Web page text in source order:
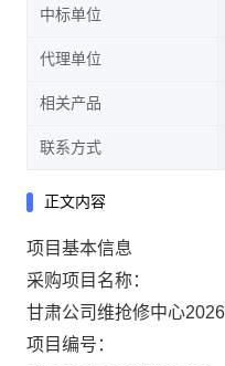
中标单位
代理单位
相关产品
联系方式
正文内容
项目基本信息
采购项目名称：
甘肃公司维抢修中心
项目编号：